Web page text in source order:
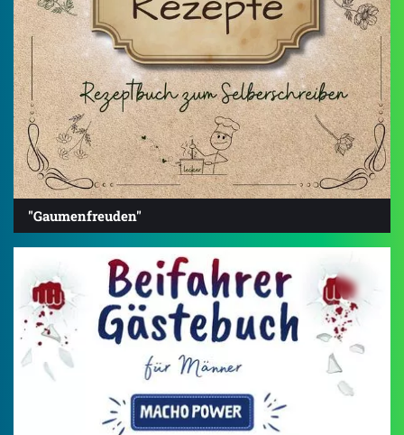
"Gaumenfreuden"